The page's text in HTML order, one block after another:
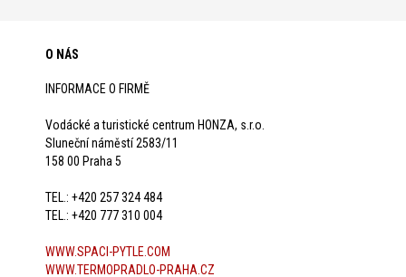
O NÁS
INFORMACE O FIRMĚ
Vodácké a turistické centrum HONZA, s.r.o.
Sluneční náměstí 2583/11
158 00 Praha 5
TEL.: +420 257 324 484
TEL.: +420 777 310 004
WWW.SPACI-PYTLE.COM
WWW.TERMOPRADLO-PRAHA.CZ